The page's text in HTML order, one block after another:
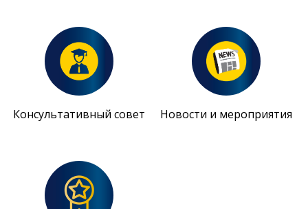
Консультативный совет Новости и мероприятия